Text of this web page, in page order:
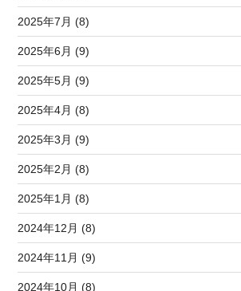
2025年7月 (8)
2025年6月 (9)
2025年5月 (9)
2025年4月 (8)
2025年3月 (9)
2025年2月 (8)
2025年1月 (8)
2024年12月 (8)
2024年11月 (9)
2024年10月 (8)